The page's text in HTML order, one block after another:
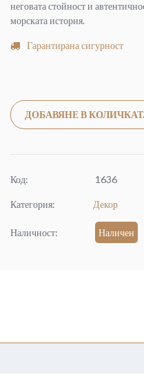
неговата стойност и
морската история.
Гарантирана сигурност
ДОБАВЯНЕ В
Код: 1636
Категория: Декор
Наличност: Наличен